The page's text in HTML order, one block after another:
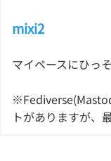
mixi2
マイペースにひっ
トがありますが、